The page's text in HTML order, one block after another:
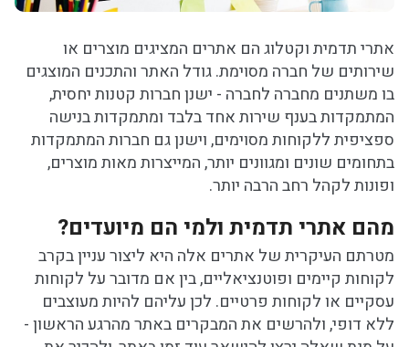
אתרי תדמית וקטלוג הם אתרים המציגים מוצרים או
שירותים של חברה מסוימת. גודל האתר והתכנים המוצגים
בו משתנים מחברה לחברה - ישנן חברות קטנות יחסית,
המתמקדות בענף שירות אחד בלבד ומתמקדות בנישה
ספציפית ללקוחות מסוימים, וישנן גם חברות המתמקדות
בתחומים שונים ומגוונים יותר, המייצרות מאות מוצרים,
ופונות לקהל רחב הרבה יותר.
מהם אתרי תדמית ולמי הם מיועדים?
מטרתם העיקרית של אתרים אלה היא ליצור עניין בקרב
לקוחות קיימים ופוטנציאליים, בין אם מדובר על לקוחות
עסקיים או לקוחות פרטיים. לכן עליהם להיות מעוצבים
ללא דופי, ולהרשים את המבקרים באתר מהרגע הראשון -